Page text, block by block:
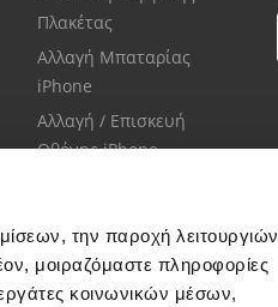
την παροχή λειτουργιών
μοιραζόμαστε πληροφορίες
κοινωνικών μέσων,
Πλακέτας
Αλλαγή Μπαταρίας
iPhone
Αλλαγή / Επισκευή
Οθόνης iPhone